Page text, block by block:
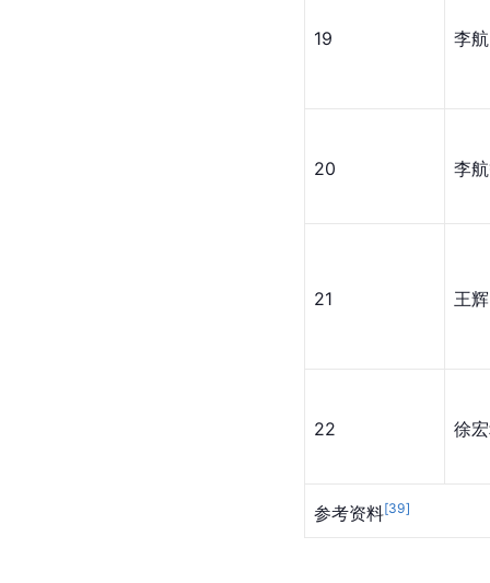
19 李航
20 李
21 王辉
22 徐
参考资料[39]